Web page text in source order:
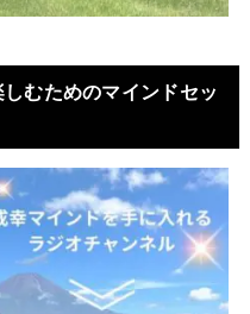
むためのマインドセッ